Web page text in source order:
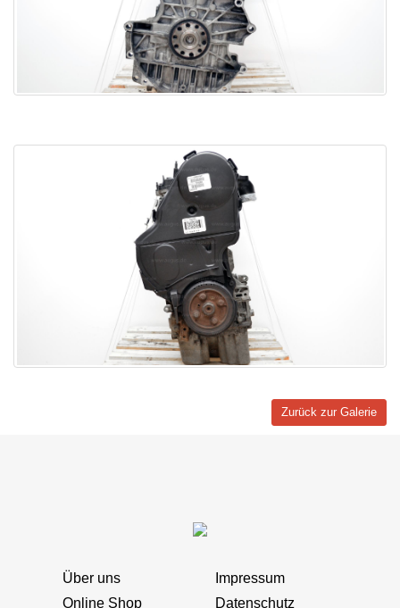
Zurück zur Galerie
Über uns
Impressum
Online Shop
Datenschutz